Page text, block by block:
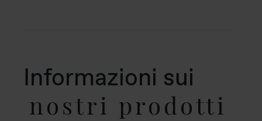
Informazioni sui
nostri prodotti